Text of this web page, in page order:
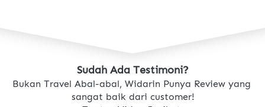
Sudah Ada Testimoni?
Bukan Travel Abal-abal, Widarin Punya Review yang
sangat baik dari customer!